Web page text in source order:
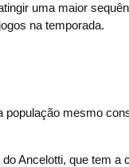
uma maior
na temporada.
população mesmo
Ancelotti, que tem a